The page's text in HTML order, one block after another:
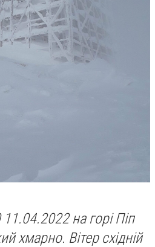
на горі Піп
хмарно. Вітер східній